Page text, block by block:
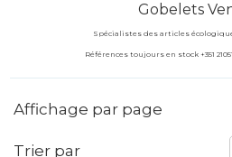
Gobelets
Spécialistes des articles
Références toujours en stock +351
Affichage par page
Trier par